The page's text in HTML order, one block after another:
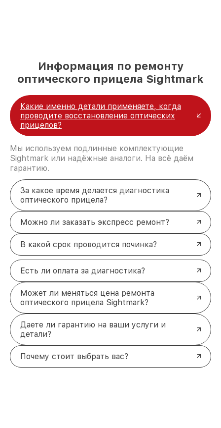
Информация по ремонту
оптического прицела Sightmark
Какие именно детали применяете, когда
проводите восстановление оптических
прицелов?
Мы используем подлинные комплектующие
Sightmark или надёжные аналоги. На всё даём
гарантию.
За какое время делается диагностика
оптического прицела?
Можно ли заказать экспресс ремонт?
В какой срок проводится починка?
Есть ли оплата за диагностика?
Может ли меняться цена ремонта
оптического прицела Sightmark?
Даете ли гарантию на ваши услуги и
детали?
Почему стоит выбрать вас?